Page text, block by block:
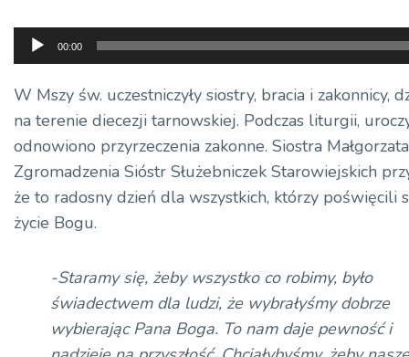
Odtwarzacz
plików
dźwiękowych
00:00
W Mszy św. uczestniczyły siostry, bracia i zakonnicy,
na terenie diecezji tarnowskiej. Podczas liturgii,
odnowiono przyrzeczenia zakonne. Siostra
Zgromadzenia Sióstr Służebniczek Starowiejskich
że to radosny dzień dla wszystkich, którzy poświęcili
życie Bogu.
-Staramy się, żeby wszystko co robimy, było
świadectwem dla ludzi, że wybrałyśmy dobrze
wybierając Pana Boga. To nam daje pewność i